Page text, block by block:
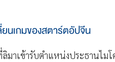
ยนเกมของสตาร์ตอัปจีน
มาเข้ารับตำแหน่งประธานไม